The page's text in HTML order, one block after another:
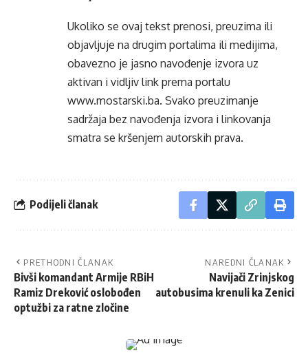
Ukoliko se ovaj tekst prenosi, preuzima ili
objavljuje na drugim portalima ili medijima,
obavezno je jasno navođenje izvora uz
aktivan i vidljiv link prema portalu
www.mostarski.ba. Svako preuzimanje
sadržaja bez navođenja izvora i linkovanja
smatra se kršenjem autorskih prava.
Podijeli članak
PRETHODNI ČLANAK
Bivši komandant Armije RBiH
Ramiz Dreković oslobođen
optužbi za ratne zločine
NAREDNI ČLANAK
Navijači Zrinjskog
autobusima krenuli ka Zenici